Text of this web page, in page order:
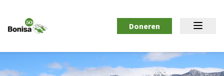
Doneren